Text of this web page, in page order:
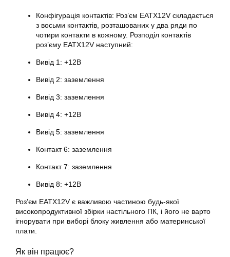
Конфігурація контактів: Роз’єм EATX12V складається
з восьми контактів, розташованих у два ряди по
чотири контакти в кожному. Розподіл контактів
роз’єму EATX12V наступний:
Вивід 1: +12В
Вивід 2: заземлення
Вивід 3: заземлення
Вивід 4: +12В
Вивід 5: заземлення
Контакт 6: заземлення
Контакт 7: заземлення
Вивід 8: +12В
Роз’єм EATX12V є важливою частиною будь-якої
високопродуктивної збірки настільного ПК, і його не варто
ігнорувати при виборі блоку живлення або материнської
плати.
Як він працює?